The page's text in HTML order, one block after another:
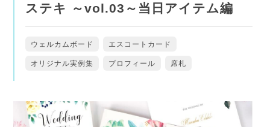
ステキ ～vol.03～当日アイテム編
ウェルカムボード エスコートカード
オリジナル実例集 プロフィール 席札